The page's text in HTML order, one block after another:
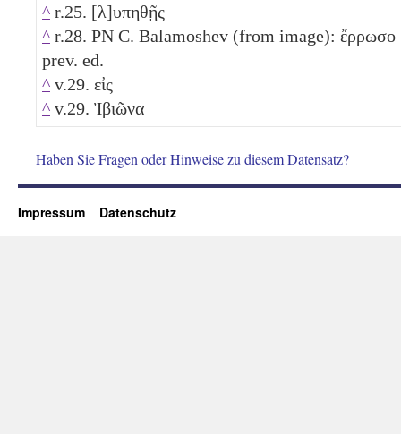
^ r.25. [λ]υπηθῇς
^ r.28. PN C. Balamoshev (from image): ἔρρωσο
prev. ed.
^ v.29. εἰς
^ v.29. Ἰβιῶνα
Haben Sie Fragen oder Hinweise zu diesem Datensatz?
Impressum Datenschutz